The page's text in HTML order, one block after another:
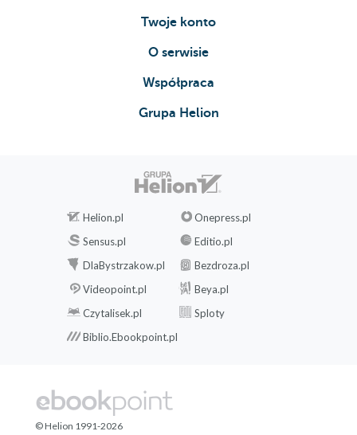
Twoje konto
O serwisie
Współpraca
Grupa Helion
Helion.pl
Onepress.pl
Sensus.pl
Editio.pl
DlaBystrzakow.pl
Bezdroza.pl
Videopoint.pl
Beya.pl
Czytalisek.pl
Sploty
Biblio.Ebookpoint.pl
© Helion 1991-2026